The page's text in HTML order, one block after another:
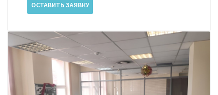
ОСТАВИТЬ ЗАЯВКУ